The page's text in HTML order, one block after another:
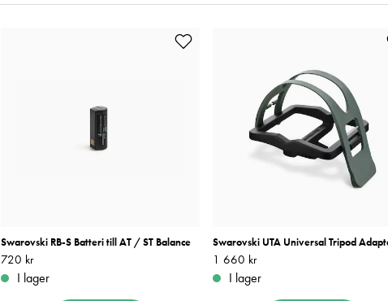
Swarovski RB-S Batteri till AT / ST Balance
Pris: 720 kr
720 kr
I lager
Swarovski UTA Universal Tripod
Pris:1 660 kr
1 660 kr
I lager